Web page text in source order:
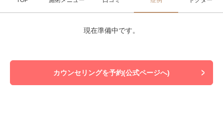
現在準備中です。
カウンセリングを予約(公式ページへ)